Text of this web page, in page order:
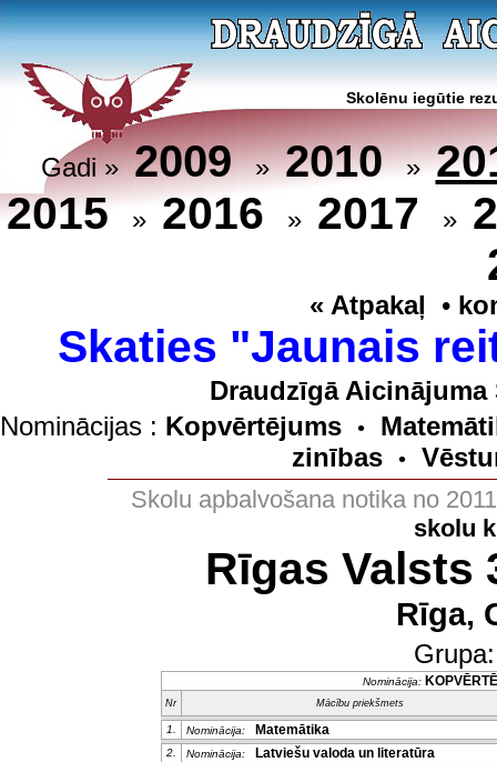
Skolēnu iegūtie
Gadi »2009»2010»
2015 » 2016 » 2017 »
« Atpakaļ •
Skaties "Jaunais
Draudzīgā
Nominācijas : Kopvērtējums •
zinības
•
Skolu apbalvošana notika no
skolu
Rīgas Valsts
Rīga,
Nominācija:
Nr Mācību priekšmets
1. Nominācija: Matemātika
2. Nominācija: Latviešu valoda un literatūra